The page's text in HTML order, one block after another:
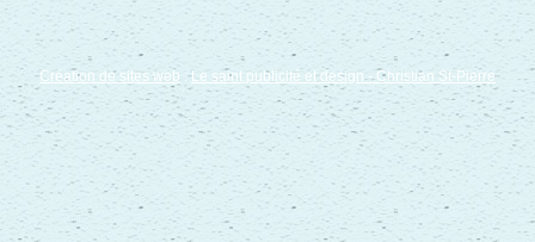
Création de sites web :Le saint publicité et design- Christian St-Pierre